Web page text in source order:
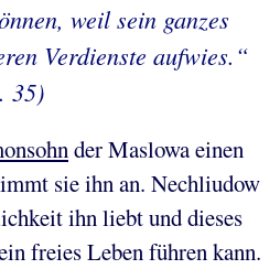
weil sein ganzes
Verdienste aufwies.“
35)
der Maslowa einen
sie ihn an. Nechliudow
ihn liebt und dieses
freies Leben führen kann.